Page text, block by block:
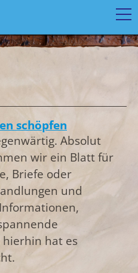
schöpfen
Absolut
wir ein Blatt für
Briefe oder
und
hierhin hat es